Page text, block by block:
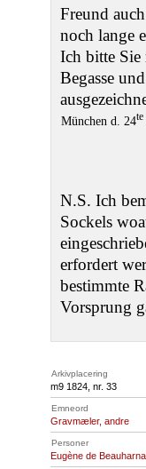
Freund
noch lange
Ich bitte Sie
Begasse
München d. 24te
N.S. Ich
Sockels
erfordert
bestimmte
Vorsprung
Arkivplacering
m9 1824, nr. 33
Emneord
Gravmæler, andre
Personer
Eugène de